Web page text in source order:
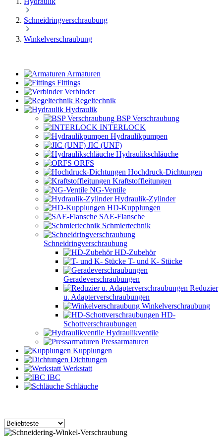
Schneidringverschraubung
Winkelverschraubung
Armaturen
Fittings
Verbinder
Regeltechnik
Hydraulik
BSP Verschraubung
INTERLOCK
Hydraulikpumpen
JIC (UNF)
Hydraulikschläuche
ORFS
Hochdruck-Dichtungen
Kraftstoffleitungen
NG-Ventile
Hydraulik-Zylinder
HD-Kupplungen
SAE-Flansche
Schmiertechnik
Schneidringverschraubung
HD-Zubehör
T- und K- Stücke
Geradeverschraubungen
Reduzier
u. Adapterverschraubungen
Winkelverschraubung
HD-
Schottverschraubungen
Hydraulikventile
Pressarmaturen
Kupplungen
Dichtungen
Werkstatt
IBC
Schläuche